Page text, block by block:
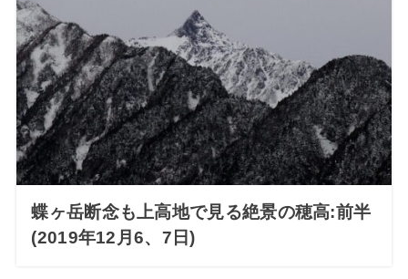
蝶ヶ岳断念も上高地で見る絶景の穂高:前半
(2019年12月6、7日)